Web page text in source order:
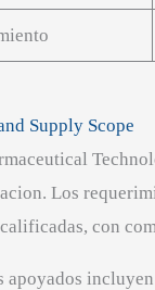
Supply Scope
Los
con
apoyados